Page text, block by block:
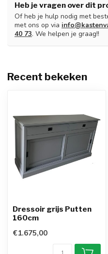
Heb je vragen over dit
Of heb je hulp nodig met
met ons op via
40 73. We helpen je graag!!
Recent bekeken
Dressoir grijs Putten
160cm
€1.675,00